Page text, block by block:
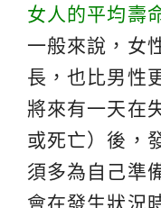
女人的平均壽
一般來說，女
長，也比男性
將來有一天在
或死亡）後，
須多為自己準
會在發生狀況